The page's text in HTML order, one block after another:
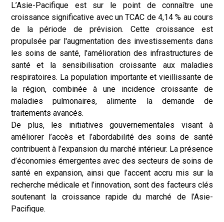
L’Asie-Pacifique est sur le point de connaître une
croissance significative avec un TCAC de 4,14 % au cours
de la période de prévision. Cette croissance est
propulsée par l'augmentation des investissements dans
les soins de santé, l'amélioration des infrastructures de
santé et la sensibilisation croissante aux maladies
respiratoires. La population importante et vieillissante de
la région, combinée à une incidence croissante de
maladies pulmonaires, alimente la demande de
traitements avancés.
De plus, les initiatives gouvernementales visant à
améliorer l’accès et l’abordabilité des soins de santé
contribuent à l’expansion du marché intérieur. La présence
d’économies émergentes avec des secteurs de soins de
santé en expansion, ainsi que l’accent accru mis sur la
recherche médicale et l’innovation, sont des facteurs clés
soutenant la croissance rapide du marché de l’Asie-
Pacifique.